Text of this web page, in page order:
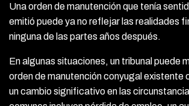
Una orden de manutención que tenía
emitió puede ya no reflejar las realidades
ninguna de las partes años después.
En algunas situaciones, un tribunal puede
orden de manutención conyugal existente
un cambio significativo en las